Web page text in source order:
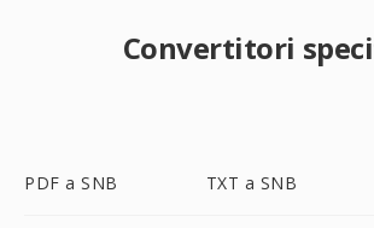
Convertitori
PDF a SNB TXT a SNB